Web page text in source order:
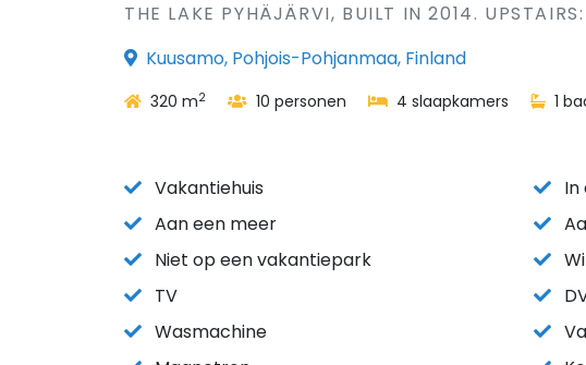
THE LAKE PYHÄJÄRVI, BUILT IN 2014.
Kuusamo, Pohjois-Pohjanmaa, Finland
320 m2 10 personen 4 slaapkamers 1
Vakantiehuis
In
Aan een meer
Niet op een vakantiepark
TV
Wasmachine